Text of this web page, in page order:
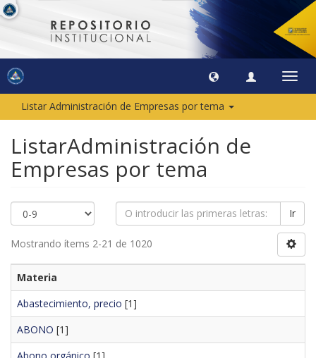
Listar Administración de Empresas por tema
ListarAdministración de
Empresas por tema
Ir
Mostrando ítems 2-21 de 1020
Materia
Abastecimiento, precio [1]
ABONO [1]